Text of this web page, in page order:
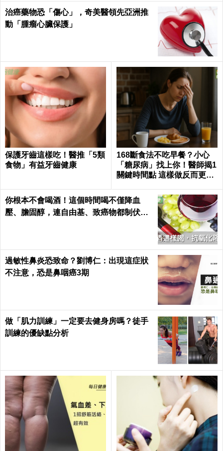
治癌藥物恐「傷心」，奇美醫領先亞洲推
動「腫瘤心臟保護」
保護牙齒這樣吃！醫推「5類
食物」有益牙齒健康
168斷食法不吃早餐？小心
「糖尿病」找上你！醫師揭1
關鍵時間點 這樣做反而更易
你根本不會喝酒！這個時間喝不僅降血
壓、膽固醇，連自由基、致癌物都制伏了
過敏性鼻炎恐致命？劉博仁：出現這症狀
不注意，恐是鼻咽癌3期
做「肌力訓練」一定要去健身房嗎？徒手
訓練的優缺點分析